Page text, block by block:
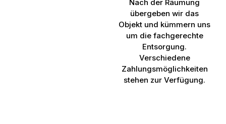
Nach der Räumung
übergeben wir das
Objekt und kümmern uns
um die fachgerechte
Entsorgung.
Verschiedene
Zahlungsmöglichkeiten
stehen zur Verfügung.